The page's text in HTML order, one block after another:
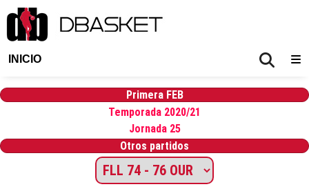
INICIO
Primera FEB
Temporada 2020/21
Jornada 25
Otros partidos